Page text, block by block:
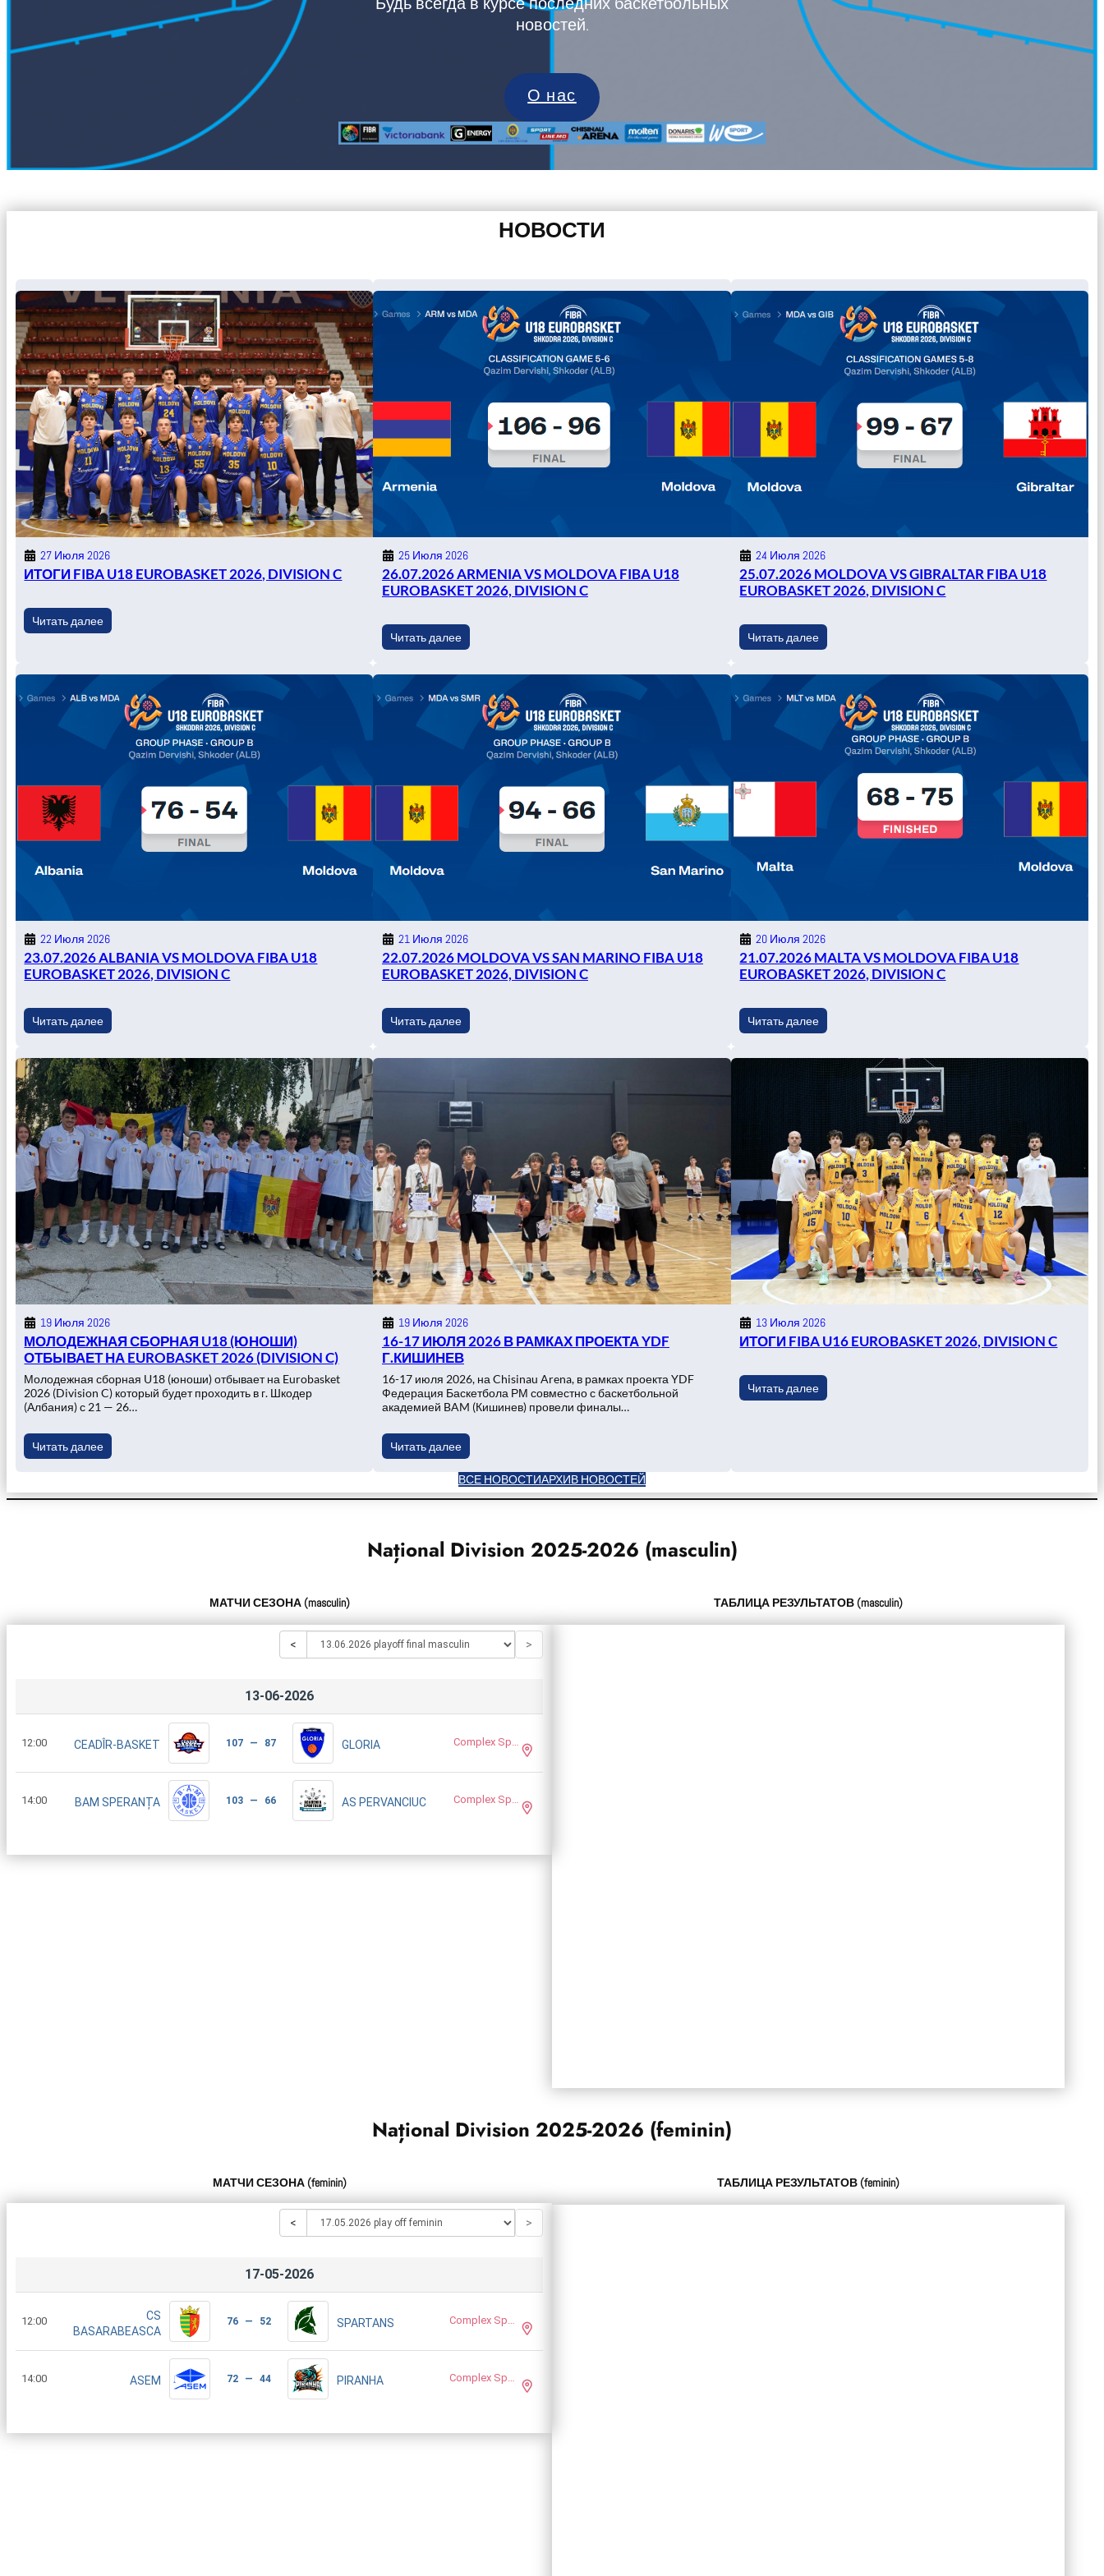
новостей.
О нас
НОВОСТИ
27 Июля 2026
ИТОГИ FIBA U18 EUROBASKET 2026, DIVISION C
Читать далее
25 Июля 2026
26.07.2026 ARMENIA VS MOLDOVA FIBA U18
EUROBASKET 2026, DIVISION C
Читать далее
24 Июля 2026
25.07.2026 MOLDOVA VS GIBRALTAR FIBA U18
EUROBASKET 2026, DIVISION C
Читать далее
22 Июля 2026
23.07.2026 ALBANIA VS MOLDOVA FIBA U18
EUROBASKET 2026, DIVISION C
Читать далее
21 Июля 2026
22.07.2026 MOLDOVA VS SAN MARINO FIBA U18
EUROBASKET 2026, DIVISION C
Читать далее
20 Июля 2026
21.07.2026 MALTA VS MOLDOVA FIBA U18
EUROBASKET 2026, DIVISION C
Читать далее
19 Июля 2026
МОЛОДЕЖНАЯ СБОРНАЯ U18 (ЮНОШИ)
ОТБЫВАЕТ НА EUROBASKET 2026 (DIVISION C)
Молодежная сборная U18 (юноши) отбывает на Eurobasket
2026 (Division C) который будет проходить в г. Шкодер
(Албания) с 21 — 26…
Читать далее
19 Июля 2026
16-17 ИЮЛЯ 2026 В РАМКАХ ПРОЕКТА YDF
Г.КИШИНЕВ
16-17 июля 2026, на Chisinau Arena, в рамках проекта YDF
Федерация Баскетбола РМ совместно с баскетбольной
академией BAM (Кишинев) провели финалы…
Читать далее
13 Июля 2026
ИТОГИ FIBA U16 EUROBASKET 2026, DIVISION C
Читать далее
ВСЕ НОВОСТИАРХИВ НОВОСТЕЙ
Național Division 2025-2026 (masculin)
МАТЧИ СЕЗОНА(masculin)
< >
13-06-2026
12:00 CEADÎR-BASKET 107 — 87 GLORIA Complex Sportiv ASEM
14:00 BAM SPERANȚA 103 — 66 AS PERVANCIUC Complex Sportiv ASEM
ТАБЛИЦА РЕЗУЛЬТАТОВ(masculin)
Național Division 2025-2026 (feminin)
МАТЧИ СЕЗОНА(feminin)
< >
17-05-2026
12:00
CS
BASARABEASCA
76 — 52 SPARTANS Complex Sportiv ASEM
14:00 ASEM 72 — 44 PIRANHA Complex Sportiv ASEM
ТАБЛИЦА РЕЗУЛЬТАТОВ(feminin)